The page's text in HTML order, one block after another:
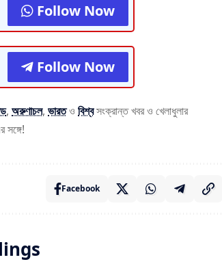
Follow Now
Follow Now
, অরুণাচল, ভারতও বিশ্বসংক্রান্ত খবর ও খেলাধুলার
সঙ্গে!
Facebook